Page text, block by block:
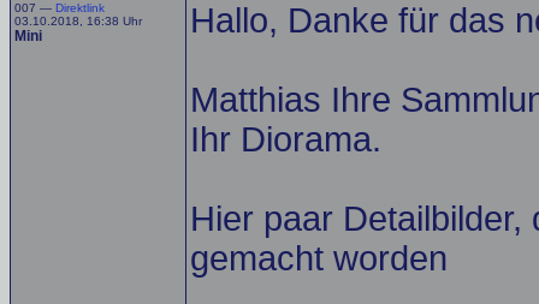
007 — Direktlink
03.10.2018, 16:38 Uhr
Mini Hallo, Danke für das
Matthias Ihre
Ihr Diorama.
Hier paar
gemacht worden